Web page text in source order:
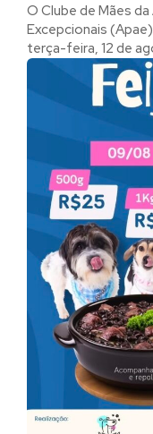
O Clube de Mães
Excepcionais
terça-feira, 12 de